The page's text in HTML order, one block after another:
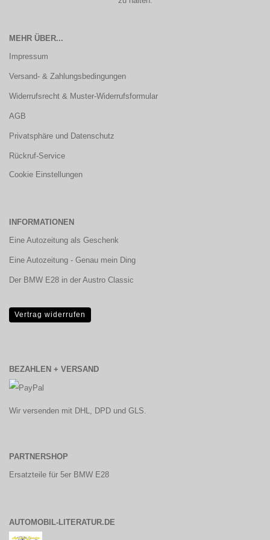
MEHR ÜBER...
Impressum
Versand- & Zahlungsbedingungen
Widerrufsrecht & Muster-Widerrufsformular
AGB
Privatsphäre und Datenschutz
Rückruf-Service
Cookie Einstellungen
INFORMATIONEN
Eine Autozeitung als Geschenk
Eine Autozeitung - Genau mein Ding
Der BMW E28 in der Austro Classic
Vertrag widerrufen
BEZAHLEN + VERSAND
Wir versenden mit DHL, DPD und GLS.
PARTNERSHOP
Ersatzteile für 5er BMW E28
AUTOMOBIL-LITERATUR.DE